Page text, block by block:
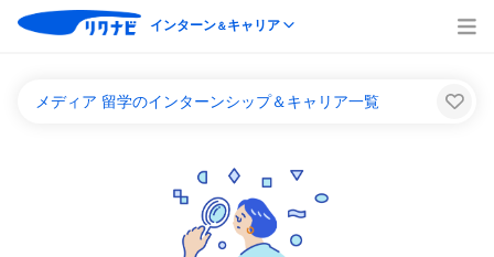
インターン＆キャリア
メディア 留学のインターンシップ＆キャリア一覧